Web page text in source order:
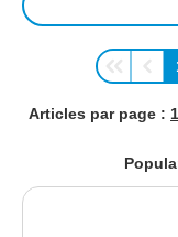
Articles par page :